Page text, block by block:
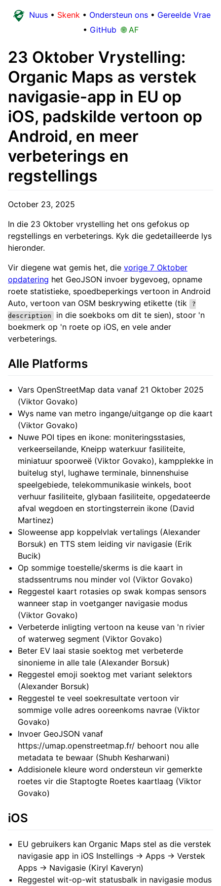
Nuus • Skenk • Ondersteun ons • Gereelde Vrae
• GitHub 🌐 AF
23 Oktober Vrystelling:
Organic Maps as verstek
navigasie-app in EU op
iOS, padskilde vertoon op
Android, en meer
verbeterings en
regstellings
October 23, 2025
In die 23 Oktober vrystelling het ons gefokus op
regstellings en verbeterings. Kyk die gedetailleerde lys
hieronder.
Vir diegene wat gemis het, die vorige 7 Oktober
opdatering het GeoJSON invoer bygevoeg, opname
roete statistieke, spoedbeperkings vertoon in Android
Auto, vertoon van OSM beskrywing etikette (tik
?
description
in die soekboks om dit te sien), stoor 'n
boekmerk op 'n roete op iOS, en vele ander
verbeterings.
Alle Platforms
Vars OpenStreetMap data vanaf 21 Oktober 2025
(Viktor Govako)
Wys name van metro ingange/uitgange op die kaart
(Viktor Govako)
Nuwe POI tipes en ikone: moniteringsstasies,
verkeerseilande, Kneipp waterkuur fasiliteite,
miniatuur spoorweë (Viktor Govako), kampplekke in
buitelug styl, lughawe terminale, binnenshuise
speelgebiede, telekommunikasie winkels, boot
verhuur fasiliteite, glybaan fasiliteite, opgedateerde
afval wegdoen en stortingsterrein ikone (David
Martinez)
Sloweense app koppelvlak vertalings (Alexander
Borsuk) en TTS stem leiding vir navigasie (Erik
Bucik)
Op sommige toestelle/skerms is die kaart in
stadssentrums nou minder vol (Viktor Govako)
Reggestel kaart rotasies op swak kompas sensors
wanneer stap in voetganger navigasie modus
(Viktor Govako)
Verbeterde inligting vertoon na keuse van 'n rivier
of waterweg segment (Viktor Govako)
Beter EV laai stasie soektog met verbeterde
sinonieme in alle tale (Alexander Borsuk)
Reggestel emoji soektog met variant selektors
(Alexander Borsuk)
Reggestel te veel soekresultate vertoon vir
sommige volle adres ooreenkoms navrae (Viktor
Govako)
Invoer GeoJSON vanaf
https://umap.openstreetmap.fr/ behoort nou alle
metadata te bewaar (Shubh Kesharwani)
Addisionele kleure word ondersteun vir gemerkte
roetes vir die Staptogte Roetes kaartlaag (Viktor
Govako)
iOS
EU gebruikers kan Organic Maps stel as die verstek
navigasie app in iOS Instellings → Apps → Verstek
Apps → Navigasie (Kiryl Kaveryn)
Reggestel wit-op-wit statusbalk in navigasie modus